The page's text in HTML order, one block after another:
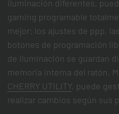
iluminación diferentes,
gaming programable
mejor: los ajustes de ppp,
botones de programación
de iluminación se guardan
memoria interna del ratón.
CHERRY UTILITY, puede
realizar cambios según sus